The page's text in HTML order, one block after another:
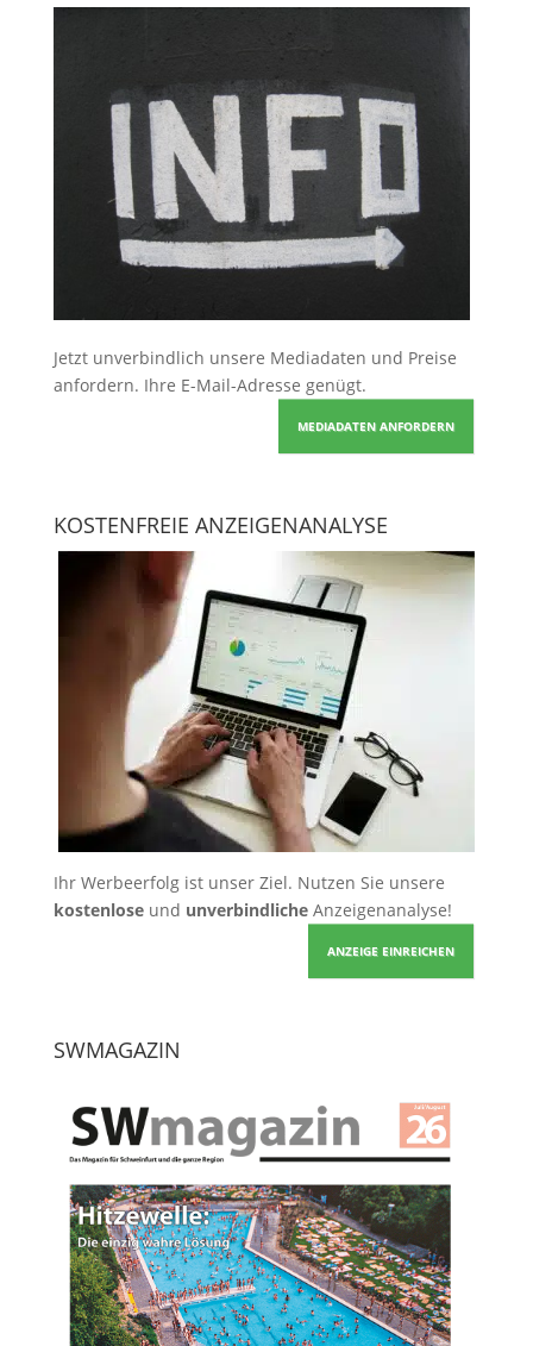
Jetzt unverbindlich unsere Mediadaten und Preise
anfordern. Ihre E-Mail-Adresse genügt.
MEDIADATEN ANFORDERN
KOSTENFREIE ANZEIGENANALYSE
Ihr Werbeerfolg ist unser Ziel. Nutzen Sie unsere
kostenloseund unverbindlicheAnzeigenanalyse!
ANZEIGE EINREICHEN
SWMAGAZIN